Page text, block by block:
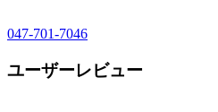
047-701-7046
ユーザーレビュー